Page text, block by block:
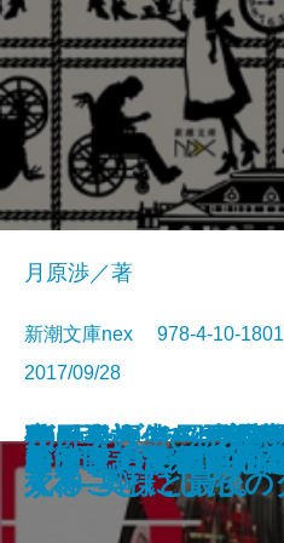
ヴァチカン図書館
伝説
凜と咲きて―花の
夜と会う。II―喫茶
の森の魔獣―
八万遠
もってけ屋敷と僕
島津戦記〔二〕
甦る殺人者―天久
テ―
彼女を愛した遺伝
ジュンのための6
使用人探偵シズカ
人事件―
月原渉／著
新潮文庫nex 978-4-10-
2017/09/28
R.E.D. 警察庁特
ヴァチカン図書館
オークブリッジ邸
人3―奥様と最後
夜と会う。―放課
死神―
島津戦記〔一〕
モノクロの君に恋
100回泣いても変
することにした。
おまえのすべてが
かぜまち美術館の
カカノムモノ